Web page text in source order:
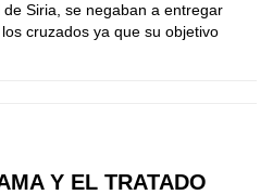
Siria, se negaban a entregar
cruzados ya que su objetivo
Y EL TRATADO